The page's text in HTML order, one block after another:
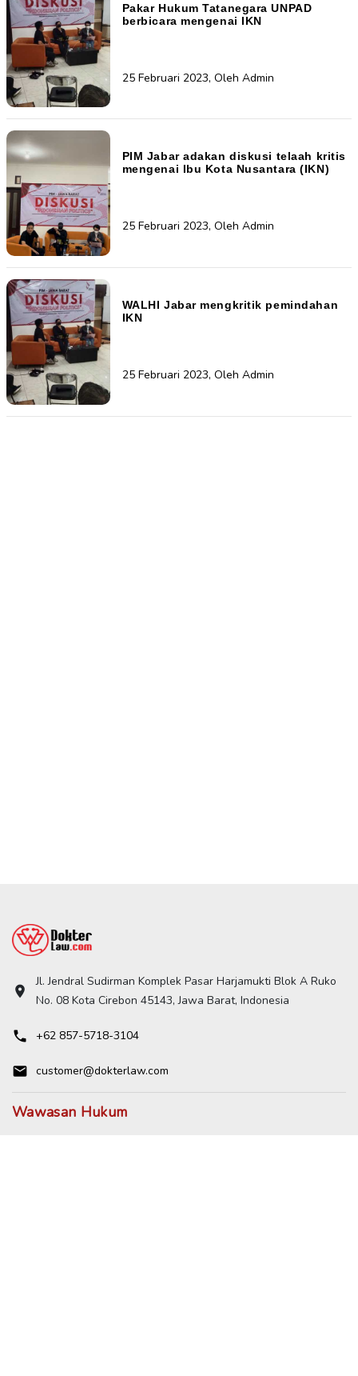
Pakar Hukum Tatanegara UNPAD
berbicara mengenai IKN
25 Februari 2023, Oleh Admin
PIM Jabar adakan diskusi telaah kritis
mengenai Ibu Kota Nusantara (IKN)
25 Februari 2023, Oleh Admin
WALHI Jabar mengkritik pemindahan
IKN
25 Februari 2023, Oleh Admin
location_on
Jl. Jendral Sudirman Komplek Pasar Harjamukti Blok A Ruko
No. 08 Kota Cirebon 45143, Jawa Barat, Indonesia
phone +62 857-5718-3104
email customer@dokterlaw.com
Wawasan Hukum